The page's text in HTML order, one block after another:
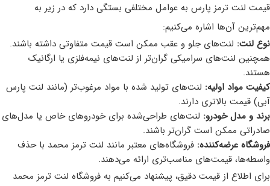
قیمت لنت ترمز پارس به عوامل مختلفی بستگی دارد که در زیر به
مهم‌ترین آن‌ها اشاره می‌کنیم:
نوع لنت: لنت‌های جلو و عقب ممکن است قیمت متفاوتی داشته باشند.
همچنین لنت‌های سرامیکی گران‌تر از لنت‌های نیمه‌فلزی یا ارگانیک
هستند.
کیفیت مواد اولیه: لنت‌های تولید شده با مواد مرغوب‌تر (مانند لنت پارس
آبی) قیمت بالاتری دارند.
برند و مدل خودرو: لنت‌های طراحی‌شده برای خودروهای خاص یا مدل‌های
صادراتی ممکن است گران‌تر باشند.
فروشگاه عرضه‌کننده: فروشگاه‌های معتبر مانند لنت ترمز محمد با حذف
واسطه‌ها، قیمت‌های مناسب‌تری ارائه می‌دهند.
برای اطلاع از قیمت دقیق، پیشنهاد می‌کنیم به فروشگاه لنت ترمز محمد